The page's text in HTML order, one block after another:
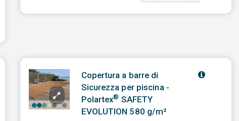
Copertura a barre di
Sicurezza per piscina -
Polartex® SAFETY
EVOLUTION 580 g/m²